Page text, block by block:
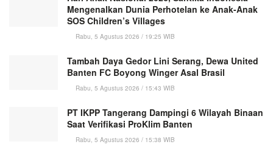
Mengenalkan Dunia Perhotelan ke Anak-Anak
SOS Children’s Villages
Rabu, 5 Agustus 2026 / 19:25 WIB
Tambah Daya Gedor Lini Serang, Dewa United
Banten FC Boyong Winger Asal Brasil
Rabu, 5 Agustus 2026 / 15:43 WIB
PT IKPP Tangerang Dampingi 6 Wilayah Binaan
Saat Verifikasi ProKlim Banten
Rabu, 5 Agustus 2026 / 15:38 WIB